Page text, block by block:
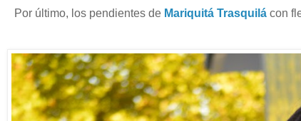
Por último, los pendientes de Mariquitá Trasquilá con